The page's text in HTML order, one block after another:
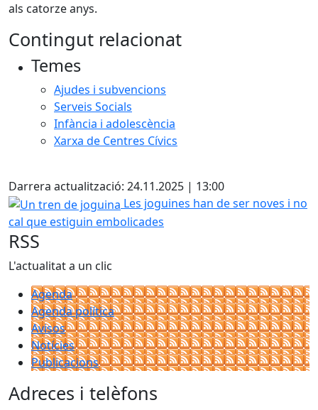
als catorze anys.
Contingut relacionat
Temes
Ajudes i subvencions
Serveis Socials
Infància i adolescència
Xarxa de Centres Cívics
Darrera actualització: 24.11.2025 | 13:00
Un tren de joguina
Les joguines han de ser noves i no
cal que estiguin embolicades
RSS
L'actualitat a un clic
Agenda
Agenda política
Avisos
Notícies
Publicacions
Adreces i telèfons